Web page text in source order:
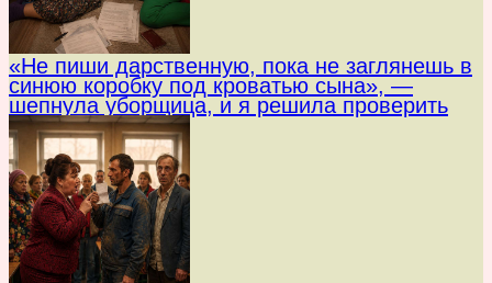
«Не пиши дарственную, пока не заглянешь в
синюю коробку под кроватью сына», —
шепнула уборщица, и я решила проверить